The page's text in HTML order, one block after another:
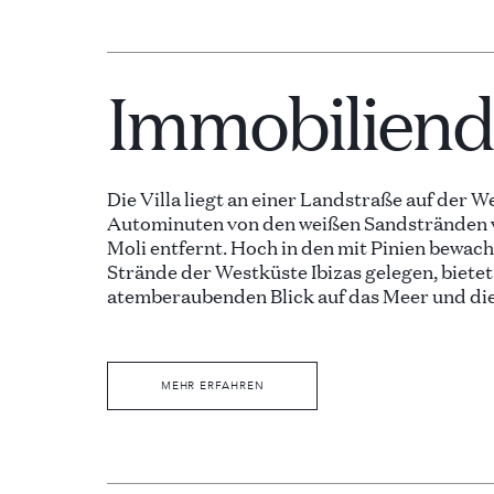
Die Villa liegt an einer Landstraße auf der
Autominuten von den weißen Sandstränden
Moli entfernt. Hoch in den mit Pinien
Strände der Westküste Ibizas gelegen,
atemberaubenden Blick auf das Meer und
MEHR ERFAHREN